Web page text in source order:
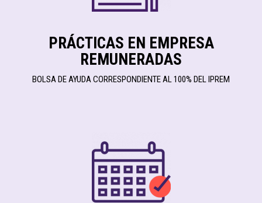
PRÁCTICAS EN EMPRESA
REMUNERADAS
BOLSA DE AYUDA CORRESPONDIENTE AL 100% DEL IPREM